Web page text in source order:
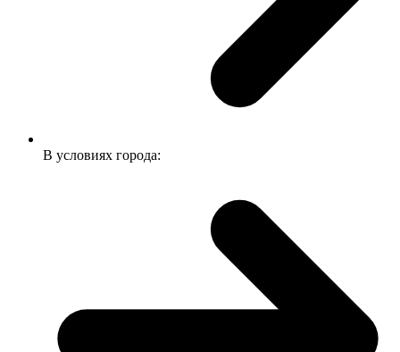
В условиях города: